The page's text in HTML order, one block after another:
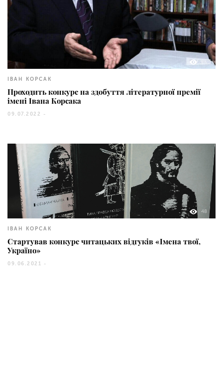
86
ІВАН КОРСАК
Проходить конкурс на здобуття літературної премії
імені Івана Корсака
09.07.2022 -
48
ІВАН КОРСАК
Стартував конкурс читацьких відгуків «Імена твої,
Україно»
09.06.2021 -